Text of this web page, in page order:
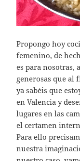
Propongo hoy
femenino, de
es para nosotras,
generosas que al
ya sabéis que
en Valencia y
lugares en las
el certamen
Para ello
nuestra